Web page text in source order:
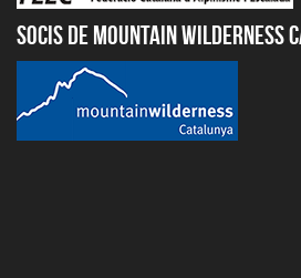
Socis de Mountain Wilderness